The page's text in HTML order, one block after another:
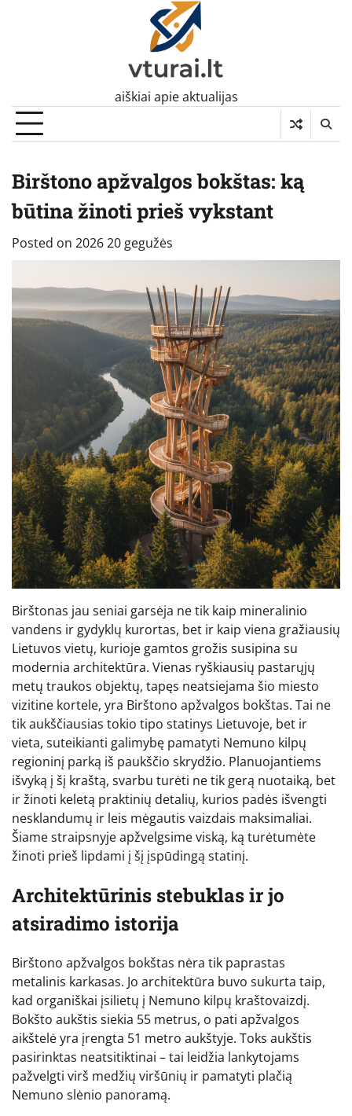
aiškiai apie aktualijas
Birštono apžvalgos bokštas: ką
būtina žinoti prieš vykstant
Posted on 2026 20 gegužės
Birštonas jau seniai garsėja ne tik kaip mineralinio
vandens ir gydyklų kurortas, bet ir kaip viena gražiausių
Lietuvos vietų, kurioje gamtos grožis susipina su
modernia architektūra. Vienas ryškiausių pastarųjų
metų traukos objektų, tapęs neatsiejama šio miesto
vizitine kortele, yra Birštono apžvalgos bokštas. Tai ne
tik aukščiausias tokio tipo statinys Lietuvoje, bet ir
vieta, suteikianti galimybę pamatyti Nemuno kilpų
regioninį parką iš paukščio skrydžio. Planuojantiems
išvyką į šį kraštą, svarbu turėti ne tik gerą nuotaiką, bet
ir žinoti keletą praktinių detalių, kurios padės išvengti
nesklandumų ir leis mėgautis vaizdais maksimaliai.
Šiame straipsnyje apžvelgsime viską, ką turėtumėte
žinoti prieš lipdami į šį įspūdingą statinį.
Architektūrinis stebuklas ir jo
atsiradimo istorija
Birštono apžvalgos bokštas nėra tik paprastas
metalinis karkasas. Jo architektūra buvo sukurta taip,
kad organiškai įsilietų į Nemuno kilpų kraštovaizdį.
Bokšto aukštis siekia 55 metrus, o pati apžvalgos
aikštelė yra įrengta 51 metro aukštyje. Toks aukštis
pasirinktas neatsitiktinai – tai leidžia lankytojams
pažvelgti virš medžių viršūnių ir pamatyti plačią
Nemuno slėnio panoramą.